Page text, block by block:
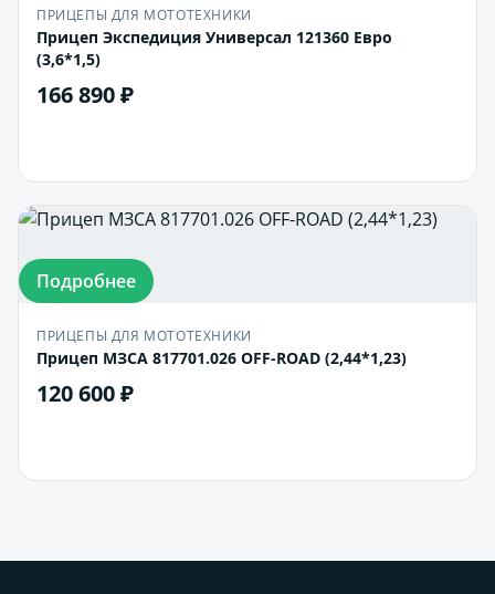
ПРИЦЕПЫ ДЛЯ МОТОТЕХНИКИ
Прицеп Экспедиция Универсал 121360 Евро
(3,6*1,5)
166 890 ₽
Подробнее
ПРИЦЕПЫ ДЛЯ МОТОТЕХНИКИ
Прицеп МЗСА 817701.026 OFF-ROAD (2,44*1,23)
120 600 ₽